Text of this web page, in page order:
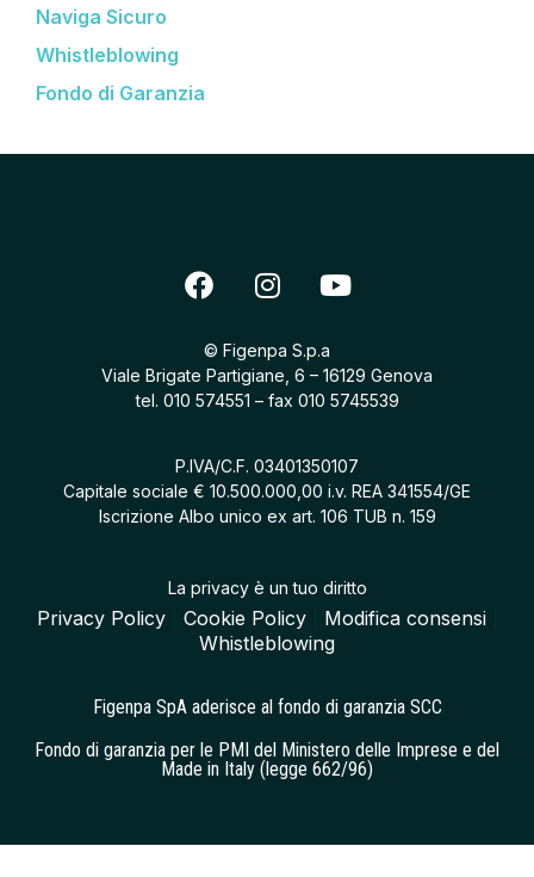
Naviga Sicuro
Whistleblowing
Fondo di Garanzia
© Figenpa S.p.a
Viale Brigate Partigiane, 6 – 16129 Genova
tel. 010 574551 – fax 010 5745539
P.IVA/C.F. 03401350107
Capitale sociale € 10.500.000,00 i.v. REA 341554/GE
Iscrizione Albo unico ex art. 106 TUB n. 159
La privacy è un tuo diritto
Privacy Policy| Cookie Policy| Modifica consensi|
Whistleblowing
Figenpa SpA aderisce al fondo di garanzia SCC
Fondo di garanzia per le PMI del Ministero delle Imprese e del
Made in Italy (legge 662/96)